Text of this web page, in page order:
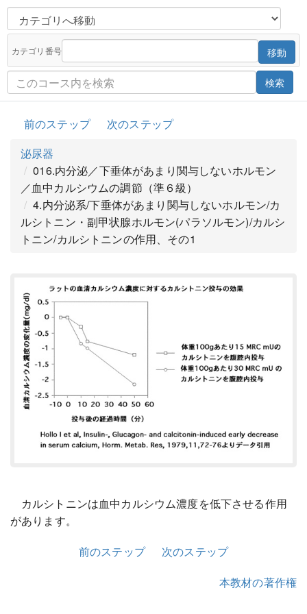
カテゴリ番号 移動
検索
前のステップ
次のステップ
泌尿器
016.内分泌／下垂体があまり関与しないホルモン
／血中カルシウムの調節（準６級）
4.内分泌系/下垂体があまり関与しないホルモン/カ
ルシトニン・副甲状腺ホルモン(パラソルモン)/カルシ
トニン/カルシトニンの作用、その1
カルシトニンは血中カルシウム濃度を低下させる作用
があります。
前のステップ
次のステップ
本教材の著作権